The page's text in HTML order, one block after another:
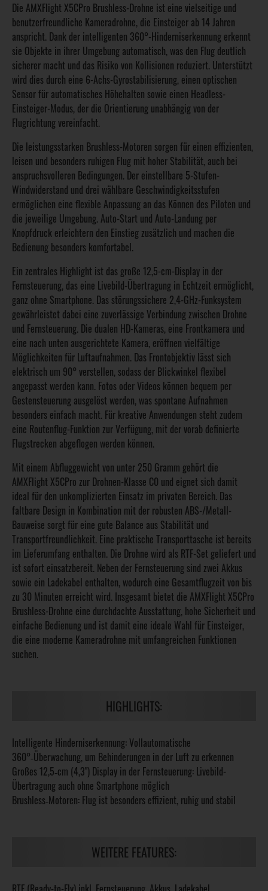
Die AMXFlight X5CPro Brushless-Drohne ist eine vielseitige und
benutzerfreundliche Kameradrohne, die Einsteiger ab 14 Jahren
anspricht. Dank der intelligenten 360°-Hinderniserkennung erkennt
sie Objekte in ihrer Umgebung automatisch, was den Flug deutlich
sicherer macht und das Risiko von Kollisionen reduziert. Unterstützt
wird dies durch eine 6-Achs-Gyrostabilisierung, einen optischen
Sensor für automatisches Höhehalten sowie einen Headless-
Einsteiger-Modus, der die Orientierung unabhängig von der
Flugrichtung vereinfacht.
Die leistungsstarken Brushless-Motoren sorgen für einen effizienten,
leisen und besonders ruhigen Flug mit hoher Stabilität, auch bei
anspruchsvolleren Bedingungen. Der einstellbare 5-Stufen-
Windwiderstand und drei wählbare Geschwindigkeitsstufen
ermöglichen eine flexible Anpassung an das Können des Piloten und
die jeweilige Umgebung. Auto-Start und Auto-Landung per
Knopfdruck erleichtern den Einstieg zusätzlich und machen die
Bedienung besonders komfortabel.
Ein zentrales Highlight ist das große 12,5-cm-Display in der
Fernsteuerung, das eine Livebild-Übertragung in Echtzeit ermöglicht,
ganz ohne Smartphone. Das störungssichere 2,4-GHz-Funksystem
gewährleistet dabei eine zuverlässige Verbindung zwischen Drohne
und Fernsteuerung. Die dualen HD-Kameras, eine Frontkamera und
eine nach unten ausgerichtete Kamera, eröffnen vielfältige
Möglichkeiten für Luftaufnahmen. Das Frontobjektiv lässt sich
elektrisch um 90° verstellen, sodass der Blickwinkel flexibel
angepasst werden kann. Fotos oder Videos können bequem per
Gestensteuerung ausgelöst werden, was spontane Aufnahmen
besonders einfach macht. Für kreative Anwendungen steht zudem
eine Routenflug-Funktion zur Verfügung, mit der vorab definierte
Flugstrecken abgeflogen werden können.
Mit einem Abfluggewicht von unter 250 Gramm gehört die
AMXFlight X5CPro zur Drohnen-Klasse C0 und eignet sich damit
ideal für den unkomplizierten Einsatz im privaten Bereich. Das
faltbare Design in Kombination mit der robusten ABS-/Metall-
Bauweise sorgt für eine gute Balance aus Stabilität und
Transportfreundlichkeit. Eine praktische Transporttasche ist bereits
im Lieferumfang enthalten. Die Drohne wird als RTF-Set geliefert und
ist sofort einsatzbereit. Neben der Fernsteuerung sind zwei Akkus
sowie ein Ladekabel enthalten, wodurch eine Gesamtflugzeit von bis
zu 30 Minuten erreicht wird. Insgesamt bietet die AMXFlight X5CPro
Brushless-Drohne eine durchdachte Ausstattung, hohe Sicherheit und
einfache Bedienung und ist damit eine ideale Wahl für Einsteiger,
die eine moderne Kameradrohne mit umfangreichen Funktionen
suchen.
HIGHLIGHTS:
Intelligente Hinderniserkennung: Vollautomatische
360°‑Überwachung, um Behinderungen in der Luft zu erkennen
Großes 12,5‑cm (4,3") Display in der Fernsteuerung: Livebild-
Übertragung auch ohne Smartphone möglich
Brushless‑Motoren: Flug ist besonders effizient, ruhig und stabil
WEITERE FEATURES: